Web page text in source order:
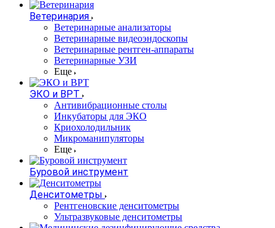
Ветеринария
Ветеринарные анализаторы
Ветеринарные видеоэндоскопы
Ветеринарные рентген-аппараты
Ветеринарные УЗИ
Еще
ЭКО и ВРТ
Антивибрационные столы
Инкубаторы для ЭКО
Криохолодильник
Микроманипуляторы
Еще
Буровой инструмент
Денситометры
Рентгеновские денситометры
Ультразвуковые денситометры